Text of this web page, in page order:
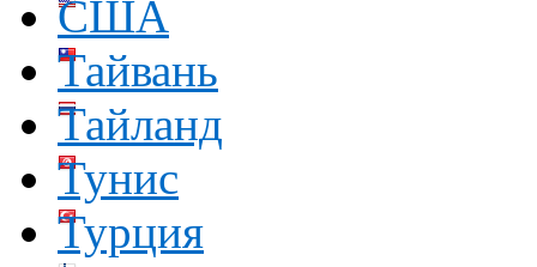
США
Тайвань
Тайланд
Тунис
Турция